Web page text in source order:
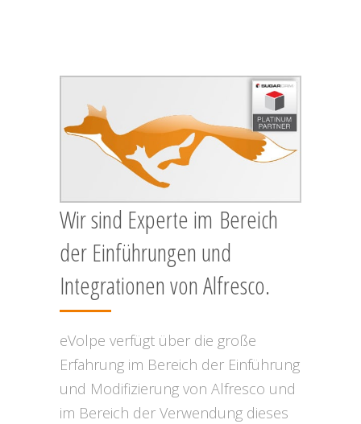
Wir sind Experte im Bereich
der Einführungen und
Integrationen von Alfresco.
eVolpe verfügt über die große
Erfahrung im Bereich der Einführung
und Modifizierung von Alfresco und
im Bereich der Verwendung dieses